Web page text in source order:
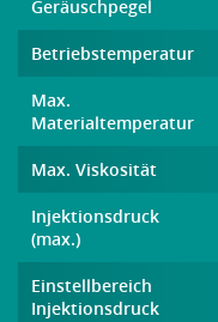
Geräuschpegel
Betriebstemperatur
Max.
Materialtemperatur
Max. Viskosität
Injektionsdruck
(max.)
Einstellbereich
Injektionsdruck